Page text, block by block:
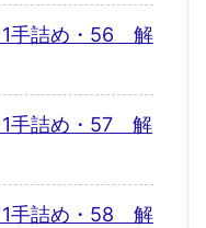
手詰め・56 解
手詰め・57 解
手詰め・58 解